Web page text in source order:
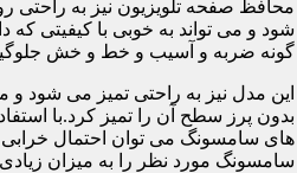
محافظ صفحه تلویزیون نیز به
شود و می تواند به خوبی با کیفیتی که
گونه ضربه و آسیب و خط و خش
این مدل نیز به راحتی تمیز می شود و
بدون پرز سطح آن را تمیز کرد.با
های سامسونگ می توان احتمال خرابی و
سامسونگ مورد نظر را به میزان